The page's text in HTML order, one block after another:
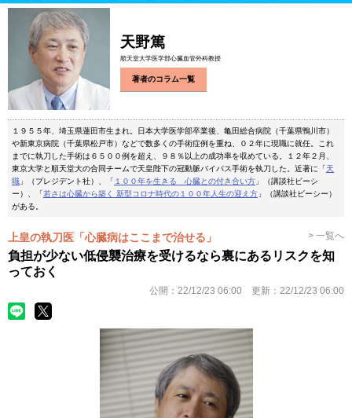
天野篤
順天堂大学医学部心臓血管外科教授
著者のコラム一覧
１９５５年、埼玉県蓮田市生まれ。日本大学医学部卒業後、亀田総合病院（千葉県鴨川市）
や新東京病院（千葉県松戸市）などで数多くの手術症例を重ね、０２年に現職に就任。これ
までに執刀した手術は６５００例を超え、９８％以上の成功率を収めている。１２年２月、
東京大学と順天堂大の合同チームで天皇陛下の冠動脈バイパス手術を執刀した。近著に「天
職 」（プレジデント社）、「 １００年を生きる 心臓との付き合い方 」（講談社ビーシ
ー）、「若さは心臓から築く 新型コロナ時代の１００年人生の迎え方 」（講談社ビーシー）
がある。
上皇の執刀医「心臓病はここまで治せる」 > 一覧へ
負担が少ない低侵襲治療を受けるなら裏にあるリスクを知
っておく
公開： 22/12/23 06:00 更新： 22/12/23 06:00